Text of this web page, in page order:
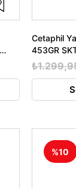
Cetaphil
453GR
%10